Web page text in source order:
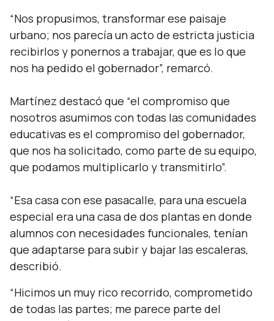
“Nos propusimos, transformar ese paisaje
urbano; nos parecía un acto de estricta justicia
recibirlos y ponernos a trabajar, que es lo que
nos ha pedido el gobernador”, remarcó.
Martínez destacó que “el compromiso que
nosotros asumimos con todas las comunidades
educativas es el compromiso del gobernador,
que nos ha solicitado, como parte de su equipo,
que podamos multiplicarlo y transmitirlo”.
“Esa casa con ese pasacalle, para una escuela
especial era una casa de dos plantas en donde
alumnos con necesidades funcionales, tenían
que adaptarse para subir y bajar las escaleras,
describió.
“Hicimos un muy rico recorrido, comprometido
de todas las partes; me parece parte del